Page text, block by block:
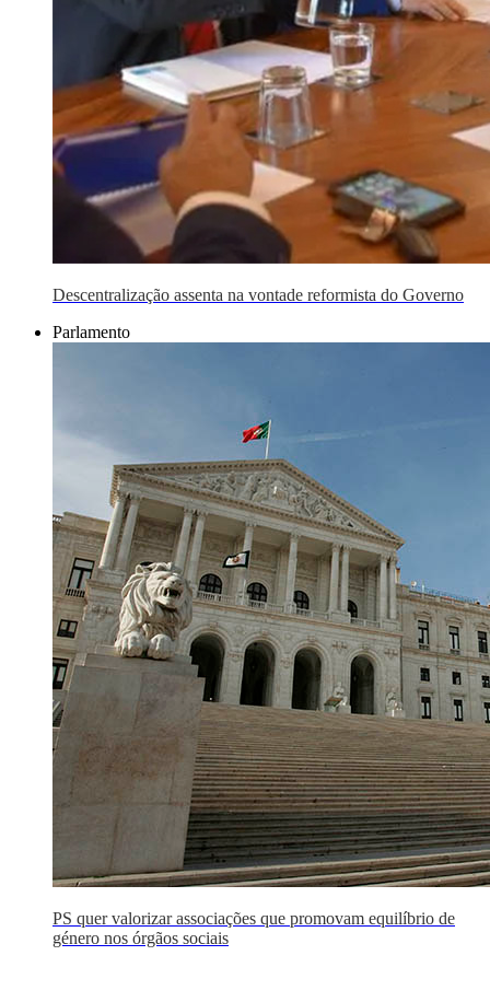
Descentralização assenta na vontade reformista do Governo
Parlamento
PS quer valorizar associações que promovam equilíbrio de
género nos órgãos sociais